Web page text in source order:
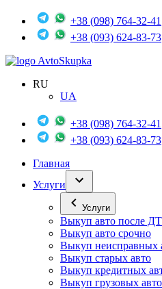
+38 (098) 764-32-41
+38 (093) 624-83-73
AvtoSkupka
RU
UA
+38 (098) 764-32-41
+38 (093) 624-83-73
Главная
Услуги
Услуги
Выкуп авто после
Выкуп авто срочно
Выкуп неисправных
Выкуп старых авто
Выкуп кредитных
Выкуп грузовых авто